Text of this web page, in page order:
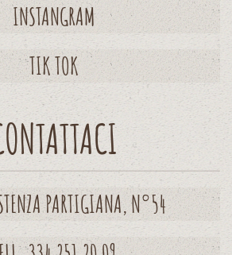
INSTANGRAM
TIK TOK
PARTIGIANA, N°54